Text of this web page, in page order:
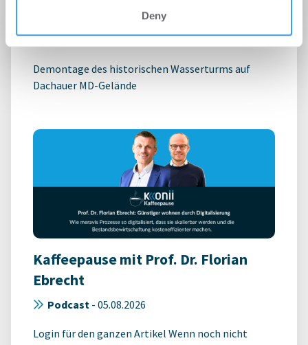
Deny
BUWOG sichert Industriedenkmal
Wohnen | Projekte-05.08.2026
Demontage des historischen Wasserturms auf
Dachauer MD-Gelände
Kaffeepause mit Prof. Dr. Florian
Ebrecht
Podcast - 05.08.2026
Login für den ganzen Artikel Wenn noch nicht